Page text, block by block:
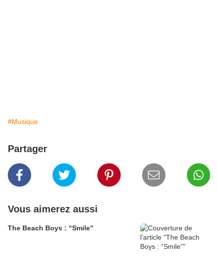
#Musique
Partager
Vous aimerez aussi
The Beach Boys : “Smile”